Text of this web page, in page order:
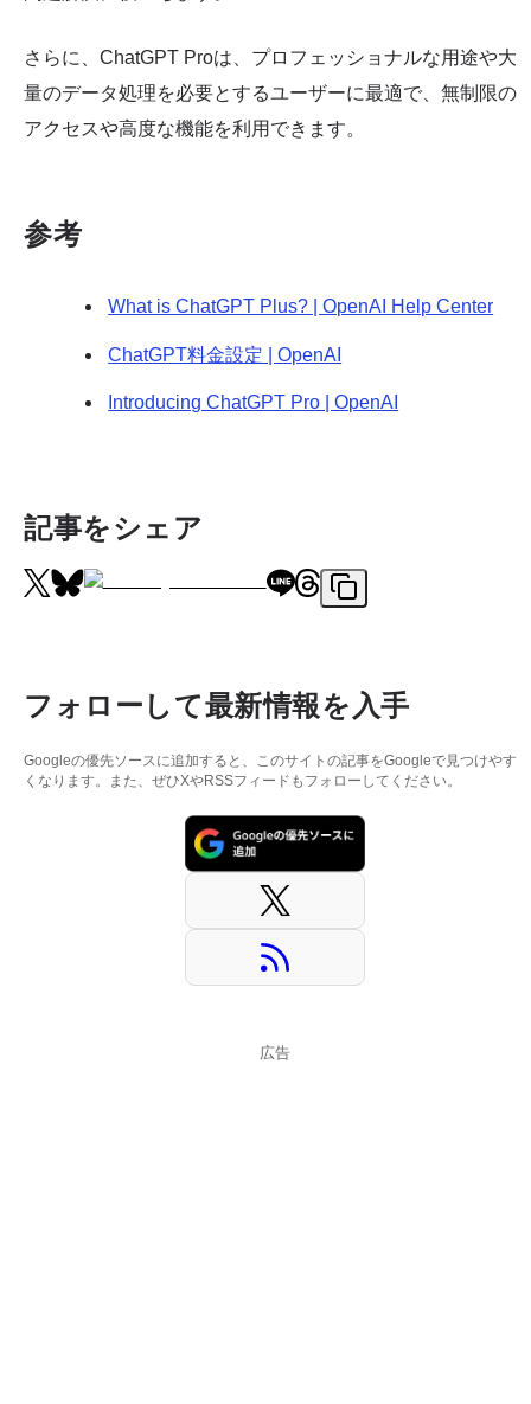
さらに、ChatGPT Proは、プロフェッショナルな用途や大
量のデータ処理を必要とするユーザーに最適で、無制限の
アクセスや高度な機能を利用できます。
参考
What is ChatGPT Plus? | OpenAI Help Center
ChatGPT料金設定 | OpenAI
Introducing ChatGPT Pro | OpenAI
記事をシェア
フォローして最新情報を入手
Googleの優先ソースに追加すると、このサイトの記事をGoogleで見つけやす
くなります。また、ぜひXやRSSフィードもフォローしてください。
広告